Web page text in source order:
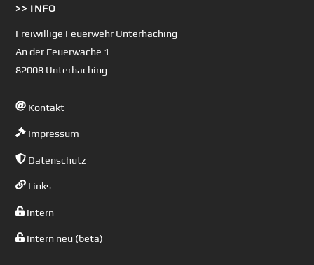
>> INFO
Freiwillige Feuerwehr Unterhaching
An der Feuerwache 1
82008 Unterhaching
Kontakt
Impressum
Datenschutz
Links
Intern
Intern neu (beta)